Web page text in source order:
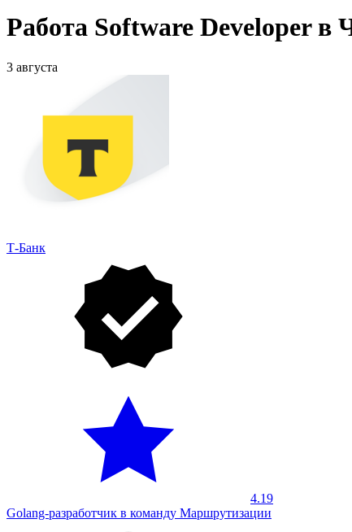
Работа Software Developer в
3 августа
Т-Банк
4.19
Golang-разработчик в команду Маршрутизации